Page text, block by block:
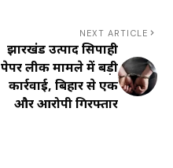
NEXT ARTICLE
झारखंड उत्पाद सिपाही
पेपर लीक मामले में बड़ी
कार्रवाई, बिहार से एक
और आरोपी गिरफ्तार